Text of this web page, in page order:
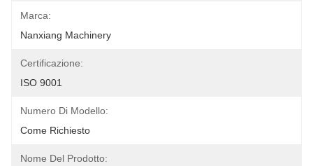
Marca:
Nanxiang Machinery
Certificazione:
ISO 9001
Numero Di Modello:
Come Richiesto
Nome Del Prodotto: